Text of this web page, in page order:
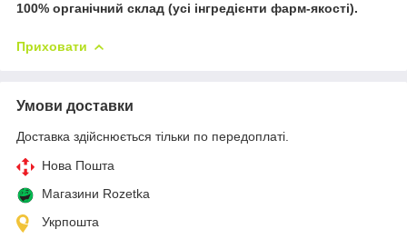
100% органічний склад (усі інгредієнти фарм-якості).
Приховати
Умови доставки
Доставка здійснюється тільки по передоплаті.
Нова Пошта
Магазини Rozetka
Укрпошта